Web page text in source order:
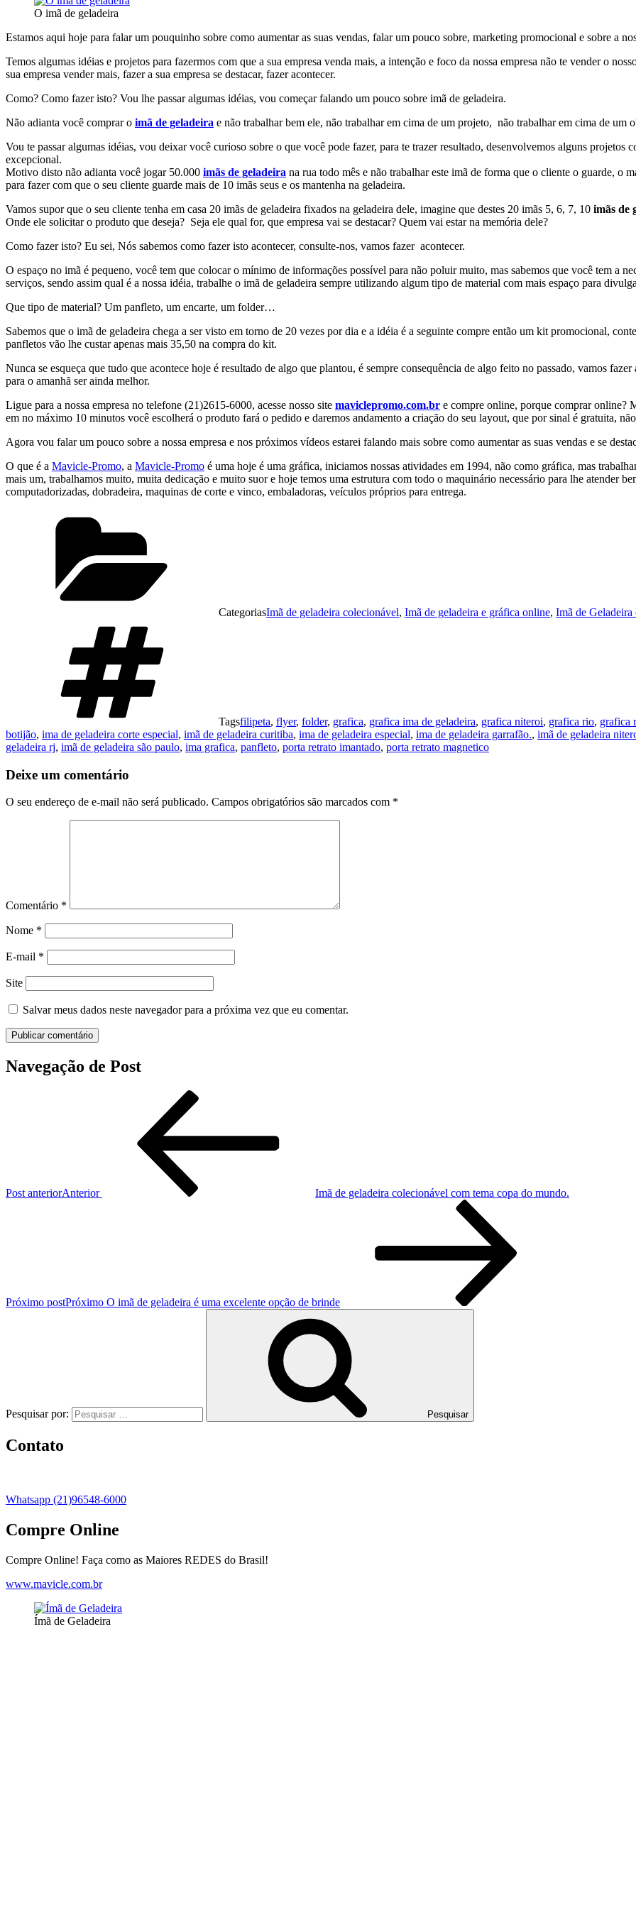
O imã de geladeira
Estamos aqui hoje para falar um pouquinho sobre como aumentar as suas vendas, falar um pouco sobre, marketing promocional e sobre a
Temos algumas idéias e projetos para fazermos com que a sua empresa venda mais, a intenção e foco da nossa empresa não te vender o
sua empresa vender mais, fazer a sua empresa se destacar, fazer acontecer.
Como? Como fazer isto? Vou lhe passar algumas idéias, vou começar falando um pouco sobre imã de geladeira.
Não adianta você comprar o imã de geladeira e não trabalhar bem ele, não trabalhar em cima de um projeto, não trabalhar em cima de um
Vou te passar algumas idéias, vou deixar você curioso sobre o que você pode fazer, para te trazer resultado, desenvolvemos alguns projetos
excepcional.
Motivo disto não adianta você jogar 50.000 imãs de geladeira na rua todo mês e não trabalhar este imã de forma que o cliente o guarde, o
para fazer com que o seu cliente guarde mais de 10 imãs seus e os mantenha na geladeira.
Vamos supor que o seu cliente tenha em casa 20 imãs de geladeira fixados na geladeira dele, imagine que destes 20 imãs 5, 6, 7, 10 imãs de
Onde ele solicitar o produto que deseja? Seja ele qual for, que empresa vai se destacar? Quem vai estar na memória dele?
Como fazer isto? Eu sei, Nós sabemos como fazer isto acontecer, consulte-nos, vamos fazer acontecer.
O espaço no imã é pequeno, você tem que colocar o mínimo de informações possível para não poluir muito, mas sabemos que você tem a
serviços, sendo assim qual é a nossa idéia, trabalhe o imã de geladeira sempre utilizando algum tipo de material com mais espaço para
Que tipo de material? Um panfleto, um encarte, um folder…
Sabemos que o imã de geladeira chega a ser visto em torno de 20 vezes por dia e a idéia é a seguinte compre então um kit promocional,
panfletos vão lhe custar apenas mais 35,50 na compra do kit.
Nunca se esqueça que tudo que acontece hoje é resultado de algo que plantou, é sempre consequência de algo feito no passado, vamos
para o amanhã ser ainda melhor.
Ligue para a nossa empresa no telefone (21)2615-6000, acesse nosso site maviclepromo.com.br e compre online, porque comprar online?
em no máximo 10 minutos você escolherá o produto fará o pedido e daremos andamento a criação do seu layout, que por sinal é gratuita,
Agora vou falar um pouco sobre a nossa empresa e nos próximos vídeos estarei falando mais sobre como aumentar as suas vendas e se
O que é a Mavicle-Promo, a Mavicle-Promo é uma hoje é uma gráfica, iniciamos nossas atividades em 1994, não como gráfica, mas
mais um, trabalhamos muito, muita dedicação e muito suor e hoje temos uma estrutura com todo o maquinário necessário para lhe atender
computadorizadas, dobradeira, maquinas de corte e vinco, embaladoras, veículos próprios para entrega.
CategoriasImã de geladeira colecionável, Imã de geladeira e gráfica online, Imã de Geladeira
Tagsfilipeta, flyer, folder, grafica, grafica ima de geladeira, grafica niteroi, grafica rio, grafica
botijão, ima de geladeira corte especial, imã de geladeira curitiba, ima de geladeira especial, ima de geladeira garrafão., imã de geladeira
geladeira rj, imã de geladeira são paulo, ima grafica, panfleto, porta retrato imantado, porta retrato magnetico
Deixe um comentário
O seu endereço de e-mail não será publicado. Campos obrigatórios são marcados com *
Comentário *
Nome *
E-mail *
Site
Salvar meus dados neste navegador para a próxima vez que eu comentar.
Navegação de Post
Post anteriorAnterior Imã de geladeira colecionável com tema copa do mundo.
Próximo postPróximo O imã de geladeira é uma excelente opção de brinde
Pesquisar por: Pesquisar
Contato
Whatsapp (21)96548-6000
Compre Online
Compre Online! Faça como as Maiores REDES do Brasil!
www.mavicle.com.br
Ímã de Geladeira